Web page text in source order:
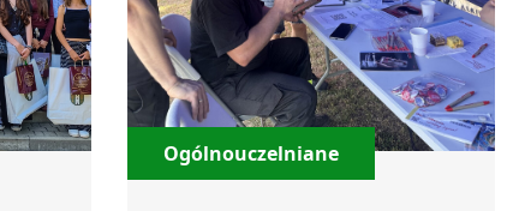
Ogólnouczelniane